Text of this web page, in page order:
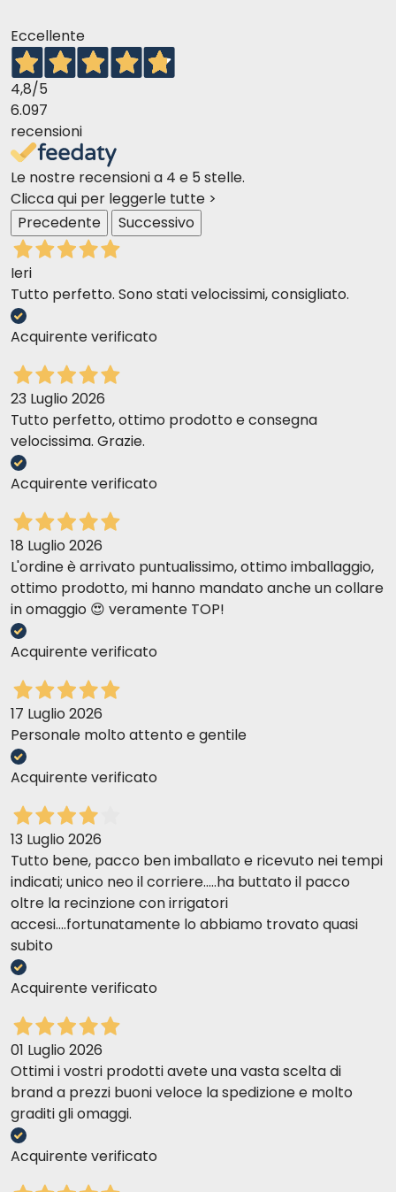
saumon
pommes de terre
saumon et des pommes de terre
obésité
Fructo-oligosaccharides (FOS)
Nutriments pour une microflore intestinale
positive
Protéger l'intestin des diarrhées causées par des
germes pathogènes
Améliorer l'assimilation du calcium
Diminution du taux de cholestérol LDL
Mannan-oligosaccharides (MOS)
protéger l'intestin des germes de la microflore
pathogène
réguler la microflore intestinale (facteur très
important)
Ils améliorent la santé de l'intestin
Soutenir le développement spécifique du
système immunitaire
Eccellente
4,8/5
6.097
recensioni
Le nostre recensioni a 4 e 5 stelle.
Clicca qui per leggerle tutte >
Precedente
Successivo
Ieri
Tutto perfetto. Sono stati velocissimi, consigliato.
Acquirente verificato
23 Luglio 2026
Tutto perfetto, ottimo prodotto e consegna
velocissima. Grazie.
Acquirente verificato
18 Luglio 2026
L'ordine è arrivato puntualissimo, ottimo imballaggio,
ottimo prodotto, mi hanno mandato anche un collare
in omaggio 😍 veramente TOP!
Acquirente verificato
17 Luglio 2026
Personale molto attento e gentile
Acquirente verificato
13 Luglio 2026
Tutto bene, pacco ben imballato e ricevuto nei tempi
indicati; unico neo il corriere.....ha buttato il pacco
oltre la recinzione con irrigatori
accesi....fortunatamente lo abbiamo trovato quasi
subito
Acquirente verificato
01 Luglio 2026
Ottimi i vostri prodotti avete una vasta scelta di
brand a prezzi buoni veloce la spedizione e molto
graditi gli omaggi.
Acquirente verificato